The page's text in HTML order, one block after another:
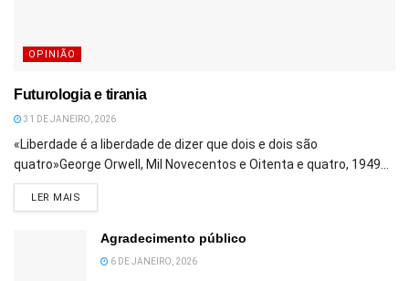
OPINIÃO
Futurologia e tirania
31 DE JANEIRO, 2026
«Liberdade é a liberdade de dizer que dois e dois são
quatro»George Orwell, Mil Novecentos e Oitenta e quatro, 1949...
LER MAIS
Agradecimento público
6 DE JANEIRO, 2026